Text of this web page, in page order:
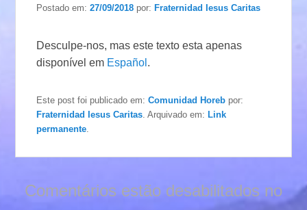
Postado em:27/09/2018 por:Fraternidad Iesus Caritas
Desculpe-nos, mas este texto esta apenas
disponível em Español .
Este post foi publicado em:Comunidad Horeb por:
Fraternidad Iesus Caritas . Arquivado em:Link
permanente
Comentários estão desabilitados no